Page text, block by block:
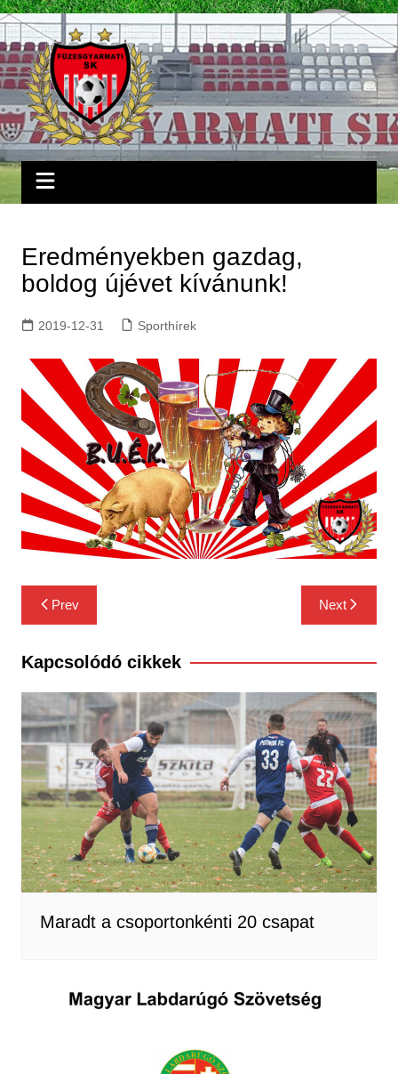
Skip
to
content
Eredményekben gazdag,
boldog újévet kívánunk!
2019-12-31 Sporthírek
Bejegyzés
navigáció
Prev Next
Kapcsolódó cikkek
Maradt a csoportonkénti 20 csapat